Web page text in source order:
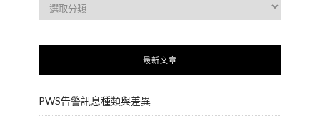
最新文章
PWS告警訊息種類與差異